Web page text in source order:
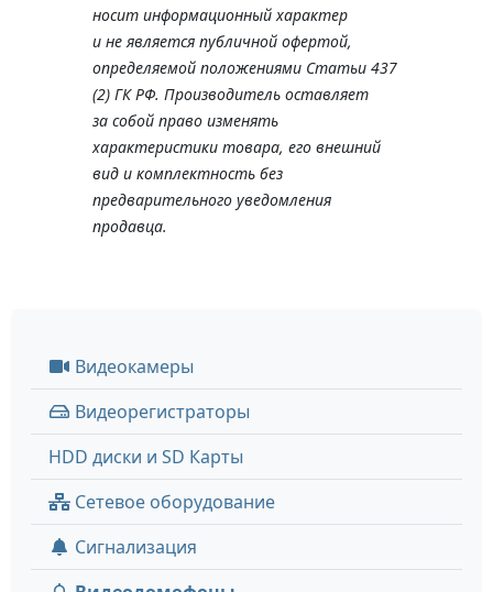
носит информационный характер
и не является публичной офертой,
определяемой положениями Статьи 437
(2) ГК РФ. Производитель оставляет
за собой право изменять
характеристики товара, его внешний
вид и комплектность без
предварительного уведомления
продавца.
Видеокамеры
Видеорегистраторы
HDD диски и SD Карты
Сетевое оборудование
Сигнализация